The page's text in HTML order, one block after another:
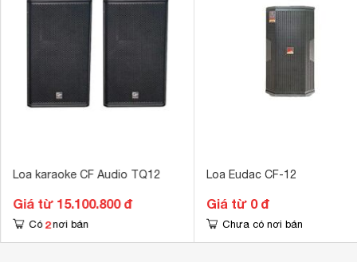
Kích thước loa Sub/Bass 300 mm
Tổng số loa bass
Tổng số loa Treble
Loa karaoke CF Audio TQ12
Giá từ 15.100.800 đ
Có 2 nơi bán
Loa Eudac CF-12
Giá từ 0 đ
Chưa có nơi bán